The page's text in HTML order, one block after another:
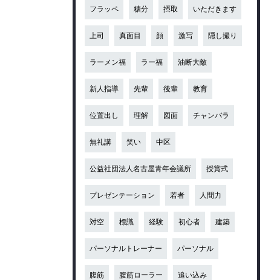
フラッペ 糖分 摂取 いただきます
上司 真面目 顔 激写 隠し撮り
ラーメン福 ラー福 油断大敵
新人指導 先輩 後輩 教育
位置出し 理解 図面 チャンバラ
無礼講 笑い 中区
公益社団法人名古屋青年会議所 授賞式
プレゼンテーション 若者 人間力
対空 標識 経験 初心者 建築
パーソナルトレーナー パーソナル
腹筋 腹筋ローラー 追い込み